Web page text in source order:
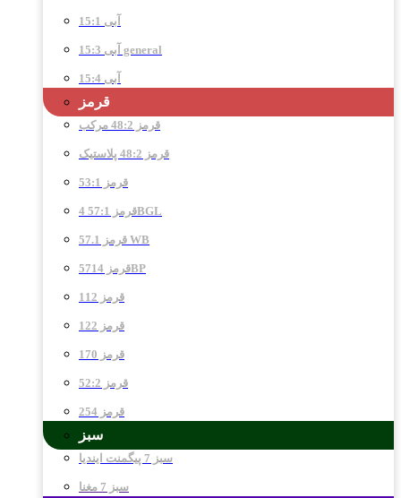
آبی 15:1
آبی 15:3 general
آبی 15:4
قرمز
قرمز 48:2 مرکب
قرمز 48:2 پلاستیک
قرمز 53:1
قرمز 57:1 4BGL
قرمز 57.1 WB
قرمز 5714BP
قرمز 112
قرمز 122
قرمز 170
قرمز 52:2
قرمز 254
سبز
سبز 7 پیگمنت ایندیا
سبز 7 مغنا